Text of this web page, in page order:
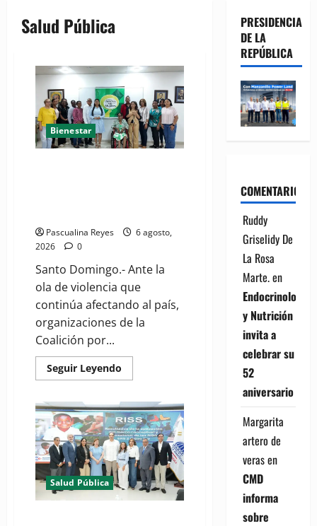
Salud Pública
Bienestar
Pascualina Reyes
6 agosto,
2026
0
Santo Domingo.- Ante la
ola de violencia que
continúa afectando al país,
organizaciones de la
Coalición por...
Seguir Leyendo
more
Sociedad
civil
con
estrategias
para
prevenir
la
violencia
contra
niñas,
Salud Pública
PRESIDENCIA
DE LA
REPÚBLICA
COMENTARIOS
Ruddy
Griselidy De
La Rosa
Marte.en
Endocrinología
y Nutrición
invita a
celebrar su
52
aniversario
Margarita
artero de
verasen
CMD
informa
sobre